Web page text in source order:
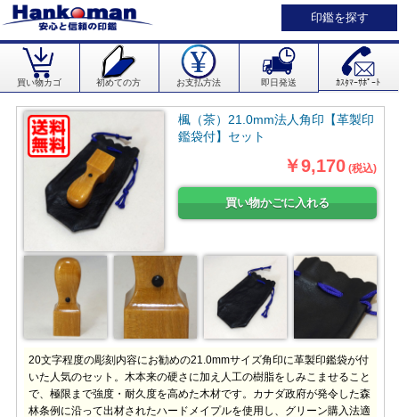
印鑑を探す
買い物カゴ 初めての方 お支払方法 即日発送 ｶｽﾀﾏｰｻﾎﾟｰﾄ
楓（茶）21.0mm法人角印【革製印
鑑袋付】セット
￥9,170 (税込)
20文字程度の彫刻内容にお勧めの21.0mmサイズ角印に革製印鑑袋が付
いた人気のセット。木本来の硬さに加え人工の樹脂をしみこませること
で、極限まで強度・耐久度を高めた木材です。カナダ政府が発令した森
林条例に沿って出材されたハードメイプルを使用し、グリーン購入法適